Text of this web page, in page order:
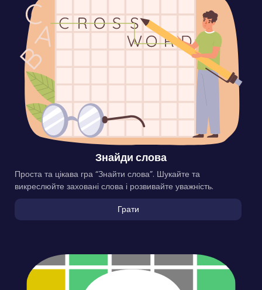
Знайди слова
Проста та цікава гра “Знайти слова”. Шукайте та
викреслюйте заховані слова і розвивайте уважність.
Грати